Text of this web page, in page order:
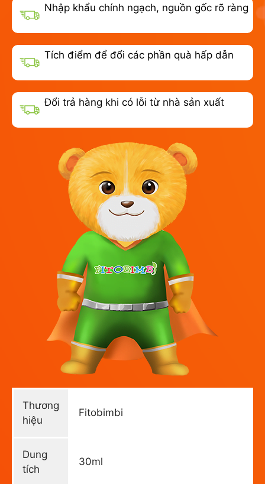
Nhập khẩu chính ngạch, nguồn gốc rõ ràng
Tích điểm để đổi các phần quà hấp dẫn
Đổi trả hàng khi có lỗi từ nhà sản xuất
Thương
hiệu
Fitobimbi
Dung
tích
30ml